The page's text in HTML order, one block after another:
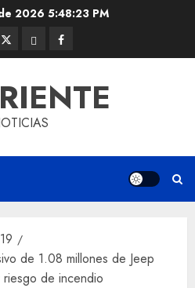
2026 5:48:24 PM
Twitter
(X)
ThreadsFacebook
19
de 1.08 millones de Jeep
de incendio